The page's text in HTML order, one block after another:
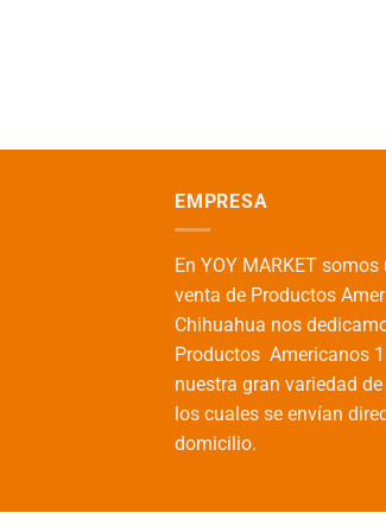
EMPRESA
En YOY MARKET
venta de Productos
Chihuahua nos
Productos Americanos
nuestra gran variedad
los cuales se envían
domicilio.